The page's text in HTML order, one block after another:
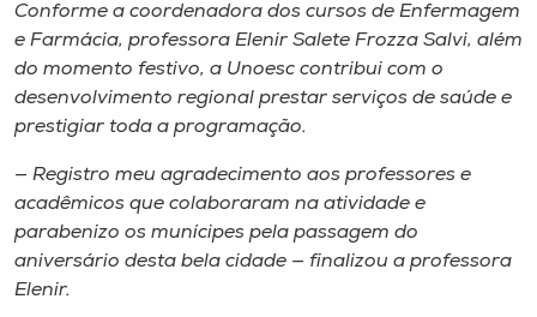
Conforme a coordenadora dos cursos de Enfermagem
e Farmácia, professora Elenir Salete Frozza Salvi, além
do momento festivo, a Unoesc contribui com o
desenvolvimento regional prestar serviços de saúde e
prestigiar toda a programação.
— Registro meu agradecimento aos professores e
acadêmicos que colaboraram na atividade e
parabenizo os munícipes pela passagem do
aniversário desta bela cidade — finalizou a professora
Elenir.